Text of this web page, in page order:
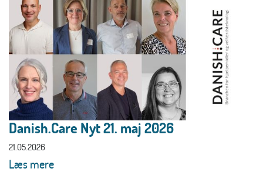
Danish.Care Nyt 21. maj 2026
21.05.2026
Læs mere